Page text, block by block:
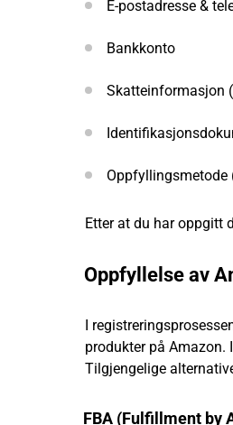
E-postadresse &
Bankkonto
Skatteinformasjon
Oppfyllingsmetode
Etter at du har oppgitt
Oppfyllelse av
I
produkter på Amazon.
Tilgjengelige
FBA (Fulfillment by